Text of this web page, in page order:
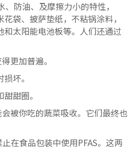
防油、及摩擦力小的特性，
袋、披萨垫纸，不粘锅涂料，
太阳能电池板等。人们还通过
更加普遍。
坏。
甜圈。
被你吃的蔬菜吸收。它们最终也
在食品包装中使用PFAS。这两